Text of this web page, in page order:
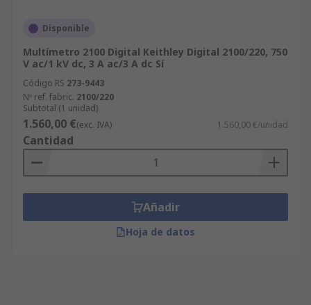
Disponible
Multímetro 2100 Digital Keithley Digital 2100/220, 750
V ac/1 kV dc, 3 A ac/3 A dc Sí
Código RS 273-9443
Nº ref. fabric. 2100/220
Subtotal (1 unidad)
1.560,00 €(exc. IVA) 1.560,00 €/unidad
Cantidad
Añadir
Hoja de datos